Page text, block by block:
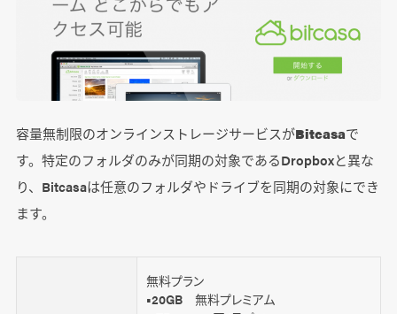
容量無制限のオンラインストレージサービスがBitcasaで
す。特定のフォルダのみが同期の対象であるDropboxと異な
り、Bitcasaは任意のフォルダやドライブを同期の対象にでき
ます。
無料プラン
■20GB 無料プレミアム